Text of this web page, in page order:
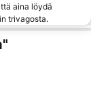
aina löydä
trivagosta.